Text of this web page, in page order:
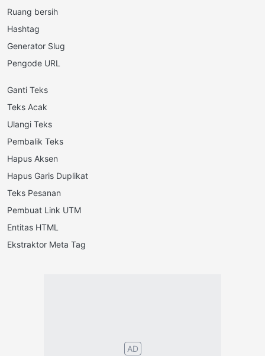
Ruang bersih
Hashtag
Generator Slug
Pengode URL
Ganti Teks
Teks Acak
Ulangi Teks
Pembalik Teks
Hapus Aksen
Hapus Garis Duplikat
Teks Pesanan
Pembuat Link UTM
Entitas HTML
Ekstraktor Meta Tag
AD